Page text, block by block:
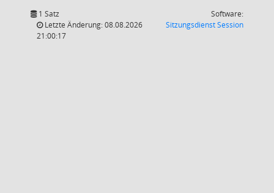
1 Satz
Letzte Änderung: 08.08.2026
21:00:17
Software:
SitzungsdienstSession(Wird in